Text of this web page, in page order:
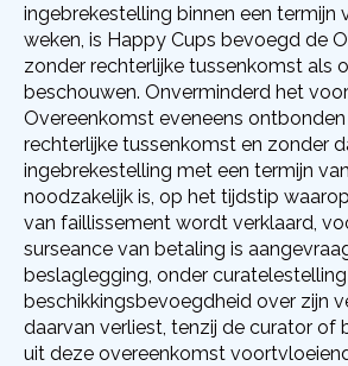
ingebrekestelling binnen een termijn
weken, is Happy Cups bevoegd de
zonder rechterlijke tussenkomst als
beschouwen. Onverminderd het
Overeenkomst eveneens
rechterlijke tussenkomst en zonder
ingebrekestelling met een termijn
noodzakelijk is, op het tijdstip
van faillissement wordt verklaard,
surseance van betaling is
beslaglegging, onder
beschikkingsbevoegdheid over zijn
daarvan verliest, tenzij de curator of
uit deze overeenkomst